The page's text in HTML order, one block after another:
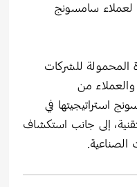
لعملاء سامسونج
المحمولة للشركات
من
استراتيجيتها في
إلى جانب استكشاف